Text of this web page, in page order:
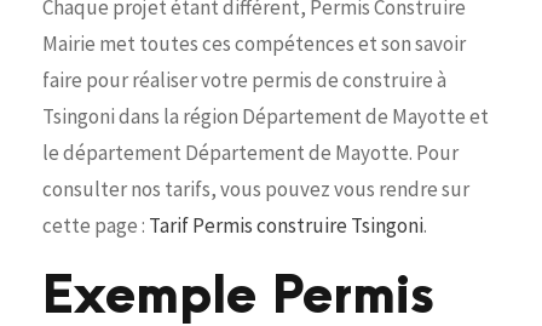
Chaque projet étant différent, Permis Construire
Mairie met toutes ces compétences et son savoir
faire pour réaliser votre permis de construire à
Tsingoni dans la région Département de Mayotte et
le département Département de Mayotte. Pour
consulter nos tarifs, vous pouvez vous rendre sur
cette page : Tarif Permis construire Tsingoni.
Exemple Permis